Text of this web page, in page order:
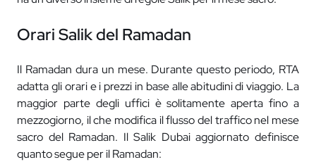
Orari Salik del Ramadan
Il Ramadan dura un mese. Durante questo periodo, RTA
adatta gli orari e i prezzi in base alle abitudini di viaggio. La
maggior parte degli uffici è solitamente aperta fino a
mezzogiorno, il che modifica il flusso del traffico nel mese
sacro del Ramadan. Il Salik Dubai aggiornato definisce
quanto segue per il Ramadan: